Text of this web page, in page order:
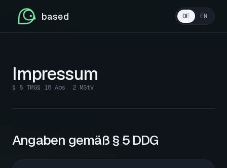
based DE EN
Impressum
§ 5 TMG§ 18 Abs. 2 MStV
Angaben gemäß § 5 DDG